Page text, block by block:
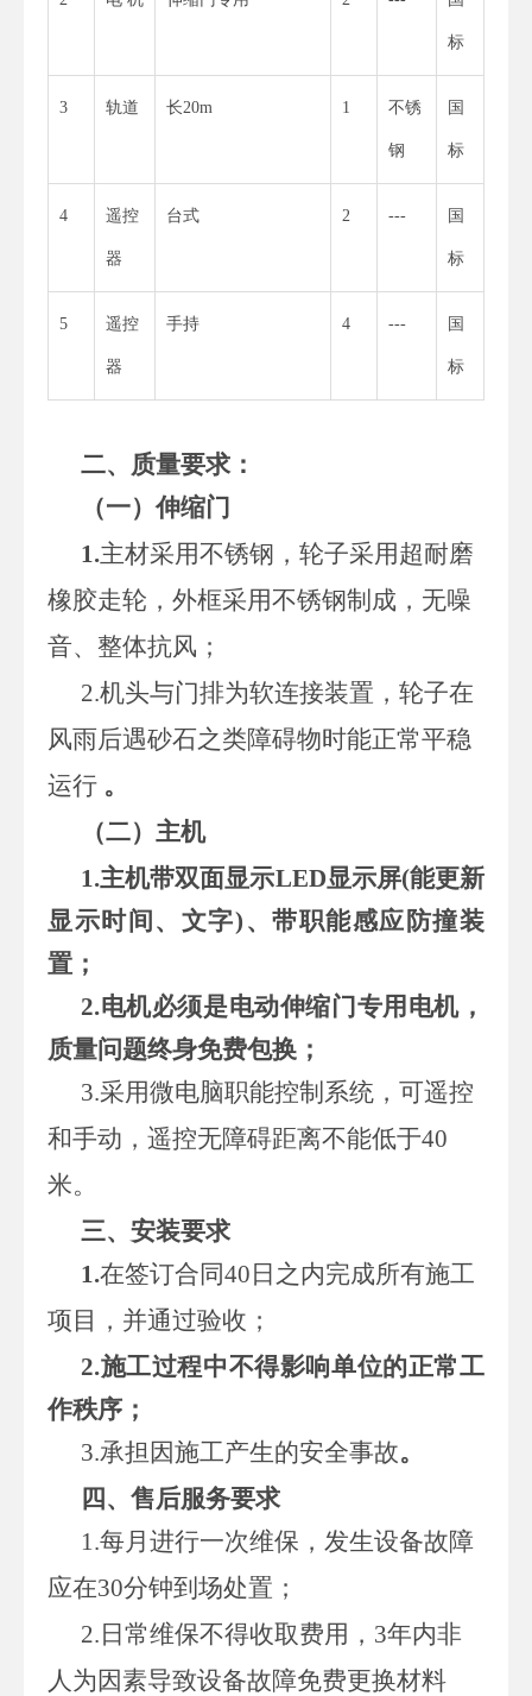
标
3 轨道 长20m 1 不锈
钢
国
标
4 遥控
器
台式 2 --- 国
标
5 遥控
器
手持 4 --- 国
标
二、质量要求：
（一）伸缩门
1.主材采用不锈钢，轮子采用超耐磨
橡胶走轮，外框采用不锈钢制成，无噪
音、整体抗风；
2.机头与门排为软连接装置，轮子在
风雨后遇砂石之类障碍物时能正常平稳
运行 。
（二）主机
1.主机带双面显示LED显示屏(能更新
显示时间、文字)、带职能感应防撞装
置；
2.电机必须是电动伸缩门专用电机，
质量问题终身免费包换；
3.采用微电脑职能控制系统，可遥控
和手动，遥控无障碍距离不能低于40
米。
三、安装要求
1.在签订合同40日之内完成所有施工
项目，并通过验收；
2.施工过程中不得影响单位的正常工
作秩序；
3.承担因施工产生的安全事故。
四、售后服务要求
1.每月进行一次维保，发生设备故障
应在30分钟到场处置；
2.日常维保不得收取费用，3年内非
人为因素导致设备故障免费更换材料